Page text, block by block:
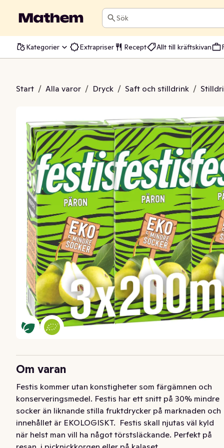
Sök
Kategorier Extrapriser Recept Allt till kräftskivan
Start / Alla varor / Dryck / Saft och stilldrink /
EKO 3x200ml
Om varan
Festis kommer utan konstigheter som färgämnen och
konserveringsmedel. Festis har ett snitt på 30% mindre
socker än liknande stilla fruktdrycker på marknaden och
innehållet är EKOLOGISKT.  Festis skall njutas väl kyld
när helst man vill ha något törstsläckande. Perfekt på